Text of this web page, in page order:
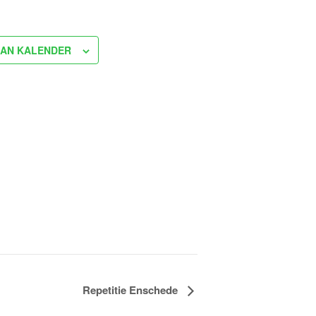
KALENDER
Repetitie Enschede